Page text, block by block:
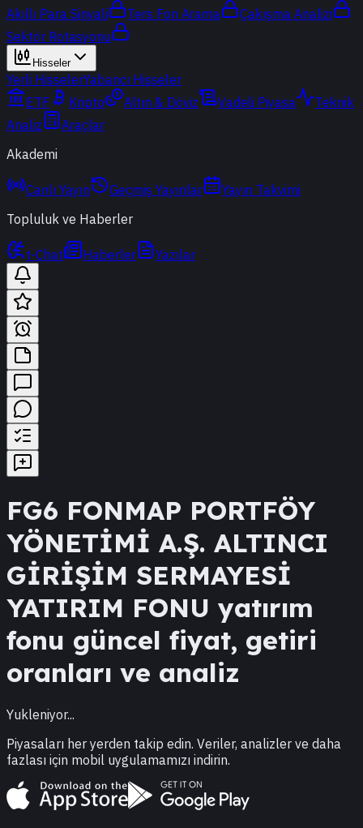
Akıllı Para Sinyali
Ters Fon Arama
Çakışma Analizi
Sektör Rotasyonu
Hisseler
Yerli HisselerYabancı Hisseler
ETF
Kripto Altın & Döviz Vadeli Piyasa
Teknik
Analiz
Araçlar
Akademi
Canlı Yayın Geçmiş Yayınlar
Yayın Takvimi
Topluluk ve Haberler
t-Chat Haberler Yazılar
FG6 FONMAP PORTFÖY
YÖNETİMİ A.Ş. ALTINCI
GİRİŞİM SERMAYESİ
YATIRIM FONU yatırım
fonu güncel fiyat, getiri
oranları ve analiz
Yukleniyor...
Piyasaları her yerden takip edin. Veriler, analizler ve daha
fazlası için mobil uygulamamızı indirin.